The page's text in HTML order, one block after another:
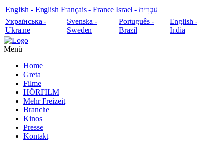
English - English Français - France
עִבְרִית - Israel
Українська -
Ukraine
Svenska -
Sweden
Português -
Brazil
English -
India
Menü
Home
Greta
Filme
HÖRFILM
Mehr Freizeit
Branche
Kinos
Presse
Kontakt